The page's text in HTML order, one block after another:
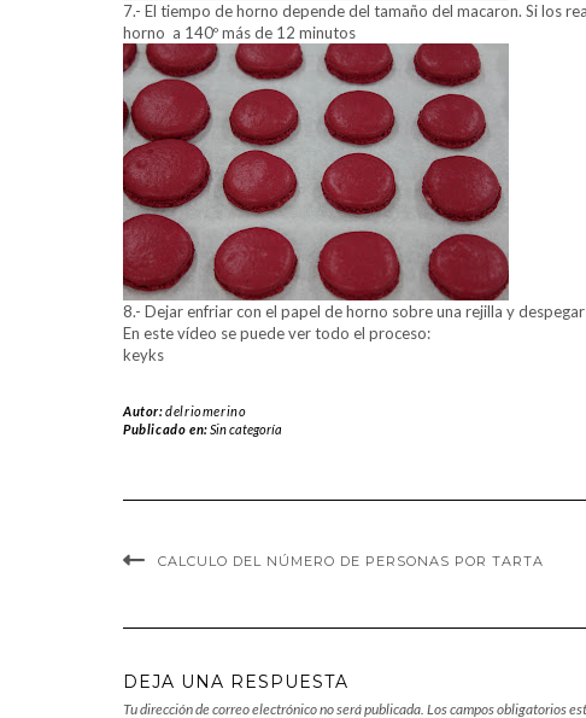
7.- El tiempo de horno depende del tamaño del macaron. Si los
horno a 140º más de 12 minutos
8.- Dejar enfriar con el papel de horno sobre una rejilla y
En este vídeo se puede ver todo el proceso:
keyks
Autor:delriomerino
Publicado en:Sin categoría
CALCULO DEL NÚMERO DE PERSONAS POR TARTA
DEJA UNA RESPUESTA
Tu dirección de correo electrónico no será publicada. Los campos obligatorios